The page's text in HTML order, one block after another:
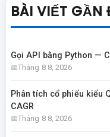
BÀI VIẾT GẦN
Gọi API bằng Python —
Tháng 8 8, 2026
Phân tích cổ phiếu kiểu
CAGR
Tháng 8 8, 2026